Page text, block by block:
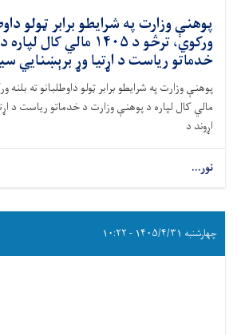
پوهنې وزارت په شرایطو برابر ټولو
ورکوي، ترڅو د ۱۴۰۵
خدماتو ریاست د اړتیا وړ برېښنايي
مالي کال لپاره د پوهنې وزارت د خدماتو ریاست د
اړوند د
نور...
چهارشنبه ۱۴۰۵/۴/۳۱ - ۱۰:۲۲